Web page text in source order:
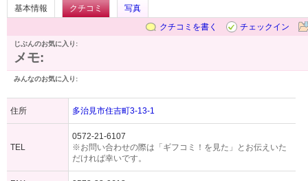
基本情報 クチコミ
写真
クチコミを書く
チェックイン
じぶんのお気に入り:
メモ:
みんなのお気に入り:
住所 多治見市住吉町3-13-1
TEL
0572-21-6107
※お問い合わせの際は「ギフコミ！を見た」とお伝えいた
だければ幸いです。